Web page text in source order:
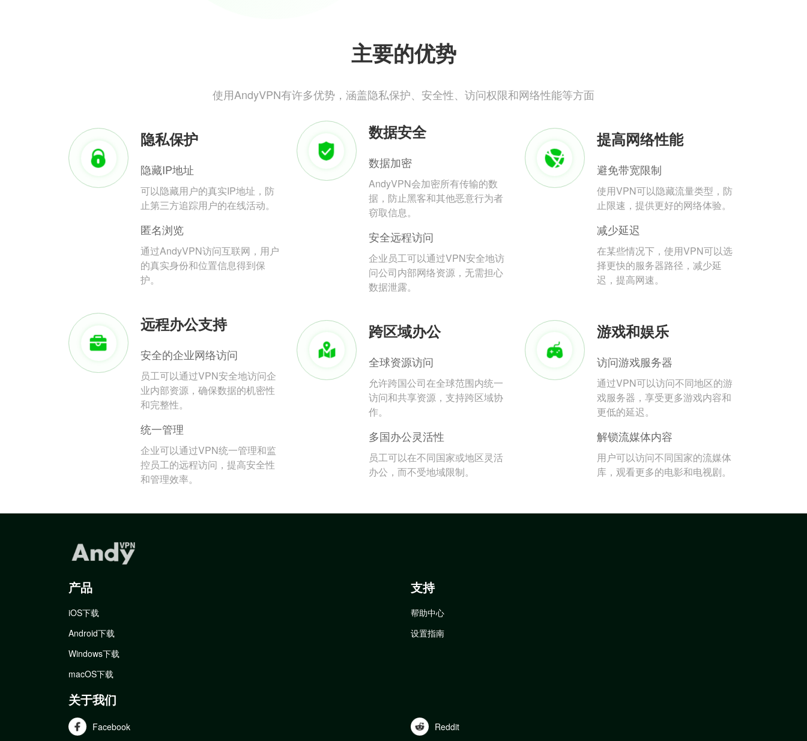
主要的优势
使用AndyVPN有许多优势，涵盖隐私保护、安全性、访问权限和网络性能等方面
隐私保护
隐藏IP地址
可以隐藏用户的真实IP地址，防
止第三方追踪用户的在线活动。
匿名浏览
通过AndyVPN访问互联网，用户
的真实身份和位置信息得到保
护。
数据安全
数据加密
AndyVPN会加密所有传输的数
据，防止黑客和其他恶意行为者
窃取信息。
安全远程访问
企业员工可以通过VPN安全地访
问公司内部网络资源，无需担心
数据泄露。
提高网络性能
避免带宽限制
使用VPN可以隐藏流量类型，防
止限速，提供更好的网络体验。
减少延迟
在某些情况下，使用VPN可以选
择更快的服务器路径，减少延
迟，提高网速。
远程办公支持
安全的企业网络访问
员工可以通过VPN安全地访问企
业内部资源，确保数据的机密性
和完整性。
统一管理
企业可以通过VPN统一管理和监
控员工的远程访问，提高安全性
和管理效率。
跨区域办公
全球资源访问
允许跨国公司在全球范围内统一
访问和共享资源，支持跨区域协
作。
多国办公灵活性
员工可以在不同国家或地区灵活
办公，而不受地域限制。
游戏和娱乐
访问游戏服务器
通过VPN可以访问不同地区的游
戏服务器，享受更多游戏内容和
更低的延迟。
解锁流媒体内容
用户可以访问不同国家的流媒体
库，观看更多的电影和电视剧。
产品
iOS下载
Android下载
Windows下载
macOS下载
支持
帮助中心
设置指南
关于我们
Facebook Reddit